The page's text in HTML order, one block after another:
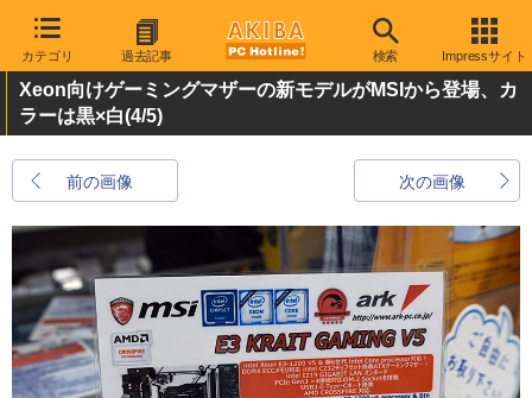
カテゴリ 過去記事 検索 Impressサイト
Xeon向けゲーミングマザーの新モデルがMSIから登場、カ
ラーは黒×白(4/5)
前の画像 次の画像